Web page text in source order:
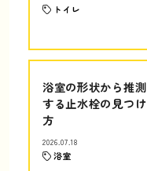
トイレ
浴室の形状から推測
する止水栓の見つけ
方
2026.07.18
浴室